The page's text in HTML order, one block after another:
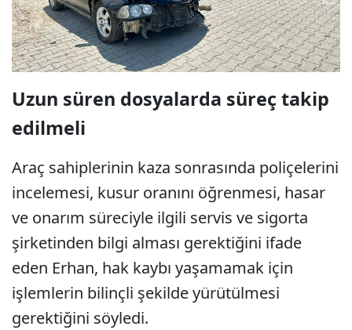
Uzun süren dosyalarda süreç takip
edilmeli
Araç sahiplerinin kaza sonrasında poliçelerini
incelemesi, kusur oranını öğrenmesi, hasar
ve onarım süreciyle ilgili servis ve sigorta
şirketinden bilgi alması gerektiğini ifade
eden Erhan, hak kaybı yaşamamak için
işlemlerin bilinçli şekilde yürütülmesi
gerektiğini söyledi.